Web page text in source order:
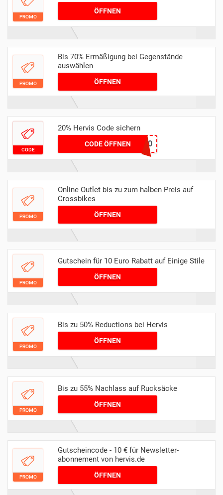
PROMO
ÖFFNEN
PROMO
Bis 70% Ermäßigung bei Gegenstände
auswählen
ÖFFNEN
CODE
20% Hervis Code sichern
CODE ÖFFNENLADY-20
PROMO
Online Outlet bis zu zum halben Preis auf
Crossbikes
ÖFFNEN
PROMO
Gutschein für 10 Euro Rabatt auf Einige Stile
ÖFFNEN
PROMO
Bis zu 50% Reductions bei Hervis
ÖFFNEN
PROMO
Bis zu 55% Nachlass auf Rucksäcke
ÖFFNEN
PROMO
Gutscheincode - 10 € für Newsletter-
abonnement von hervis.de
ÖFFNEN